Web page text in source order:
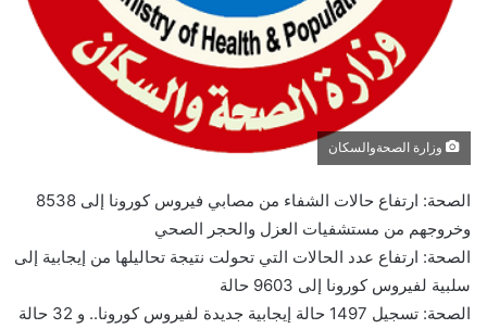
وزارة الصحةوالسكان
الصحة: ارتفاع حالات الشفاء من مصابي فيروس كورونا إلى 8538
وخروجهم من مستشفيات العزل والحجر الصحي
الصحة: ارتفاع عدد الحالات التي تحولت نتيجة تحاليلها من إيجابية إلى
سلبية لفيروس كورونا إلى 9603 حالة
الصحة: تسجيل 1497 حالة إيجابية جديدة لفيروس كورونا.. و 32 حالة